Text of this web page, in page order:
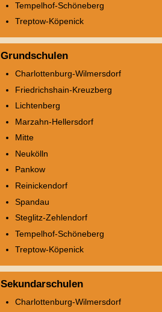
Tempelhof-Schöneberg
Treptow-Köpenick
Grundschulen
Charlottenburg-Wilmersdorf
Friedrichshain-Kreuzberg
Lichtenberg
Marzahn-Hellersdorf
Mitte
Neukölln
Pankow
Reinickendorf
Spandau
Steglitz-Zehlendorf
Tempelhof-Schöneberg
Treptow-Köpenick
Sekundarschulen
Charlottenburg-Wilmersdorf